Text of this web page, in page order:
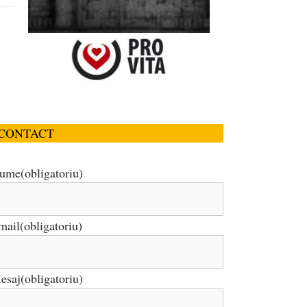
(obligatoriu)
(obligatoriu)
(obligatoriu)